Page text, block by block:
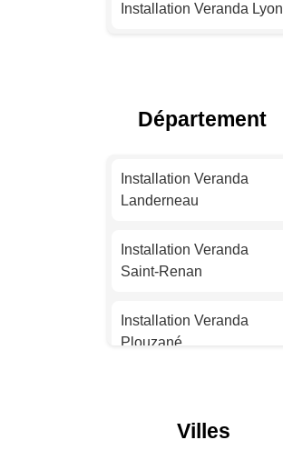
Installation Veranda Lyon
Installation Veranda Nice
Installation Veranda
Nantes
Installation Veranda
Strasbourg
Installation Veranda
Montpellier
Département
Installation Veranda
Landerneau
Installation Veranda
Saint-Renan
Installation Veranda
Plouzané
Villes